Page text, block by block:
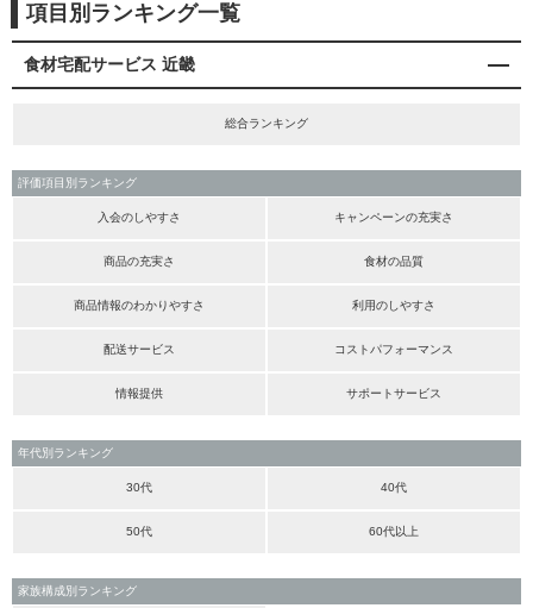
項目別ランキング一覧
食材宅配サービス 近畿
総合ランキング
評価項目別ランキング
入会のしやすさ キャンペーンの充実さ
商品の充実さ 食材の品質
商品情報のわかりやすさ 利用のしやすさ
配送サービス コストパフォーマンス
情報提供 サポートサービス
年代別ランキング
30代 40代
50代 60代以上
家族構成別ランキング